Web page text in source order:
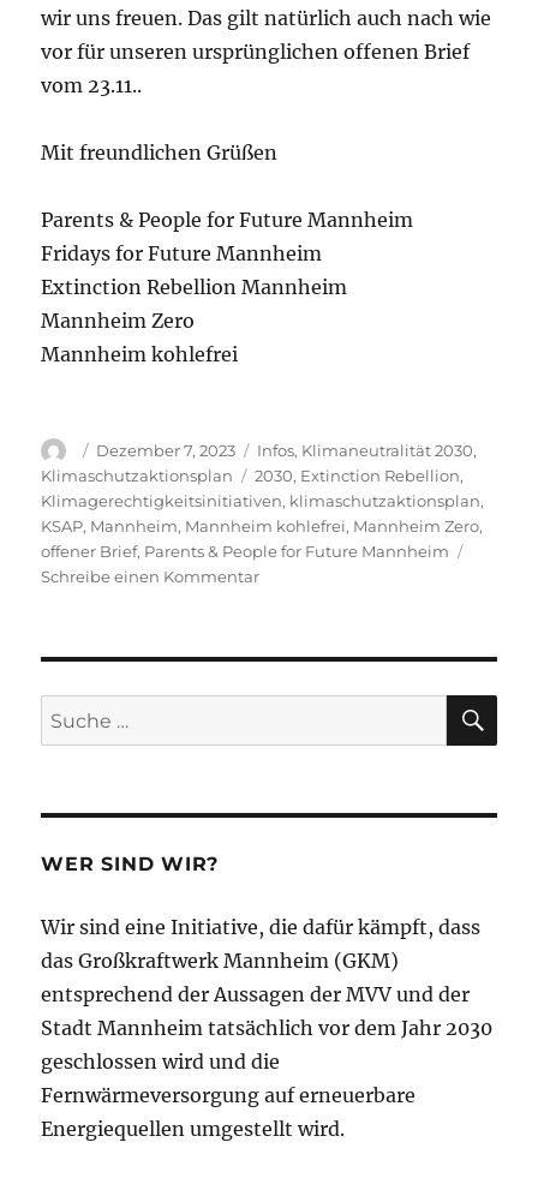
wir uns freuen. Das gilt natürlich auch nach wie
vor für unseren ursprünglichen offenen Brief
vom 23.11..
Mit freundlichen Grüßen
Parents & People for Future Mannheim
Fridays for Future Mannheim
Extinction Rebellion Mannheim
Mannheim Zero
Mannheim kohlefrei
Autor
Veröffentlicht
am
Dezember 7, 2023 Kategorien
Infos, Klimaneutralität 2030,
Klimaschutzaktionsplan
Schlagwörter
2030, Extinction Rebellion,
Klimagerechtigkeitsinitiativen, klimaschutzaktionsplan,
KSAP, Mannheim, Mannheim kohlefrei, Mannheim Zero,
offener Brief, Parents & People for Future Mannheim
Schreibe einen Kommentarzu
Mannheimer
Klimagerechtigkeitsinitiativen
an
zum
Klimaneutralitätsziel
Suche
nach:
WER SIND WIR?
Wir sind eine Initiative, die dafür kämpft, dass
das Großkraftwerk Mannheim (GKM)
entsprechend der Aussagen der MVV und der
Stadt Mannheim tatsächlich vor dem Jahr 2030
geschlossen wird und die
Fernwärmeversorgung auf erneuerbare
Energiequellen umgestellt wird.